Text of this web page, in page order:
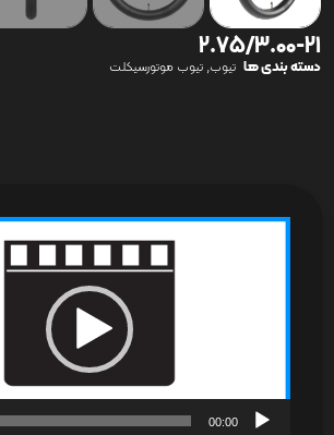
2.75/3.00-21
دسته بندی ها تیوب, تیوب موتورسیکلت
00:00